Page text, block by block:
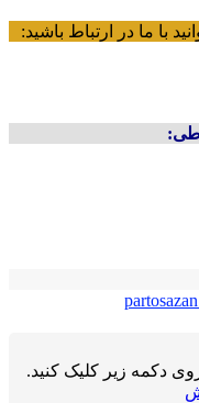
ما در ارتباط باشید:
دکمه زیر کلیک کنید.